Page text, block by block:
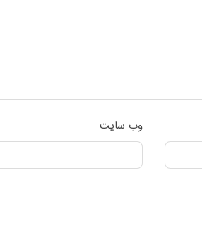
وب‌ سایت